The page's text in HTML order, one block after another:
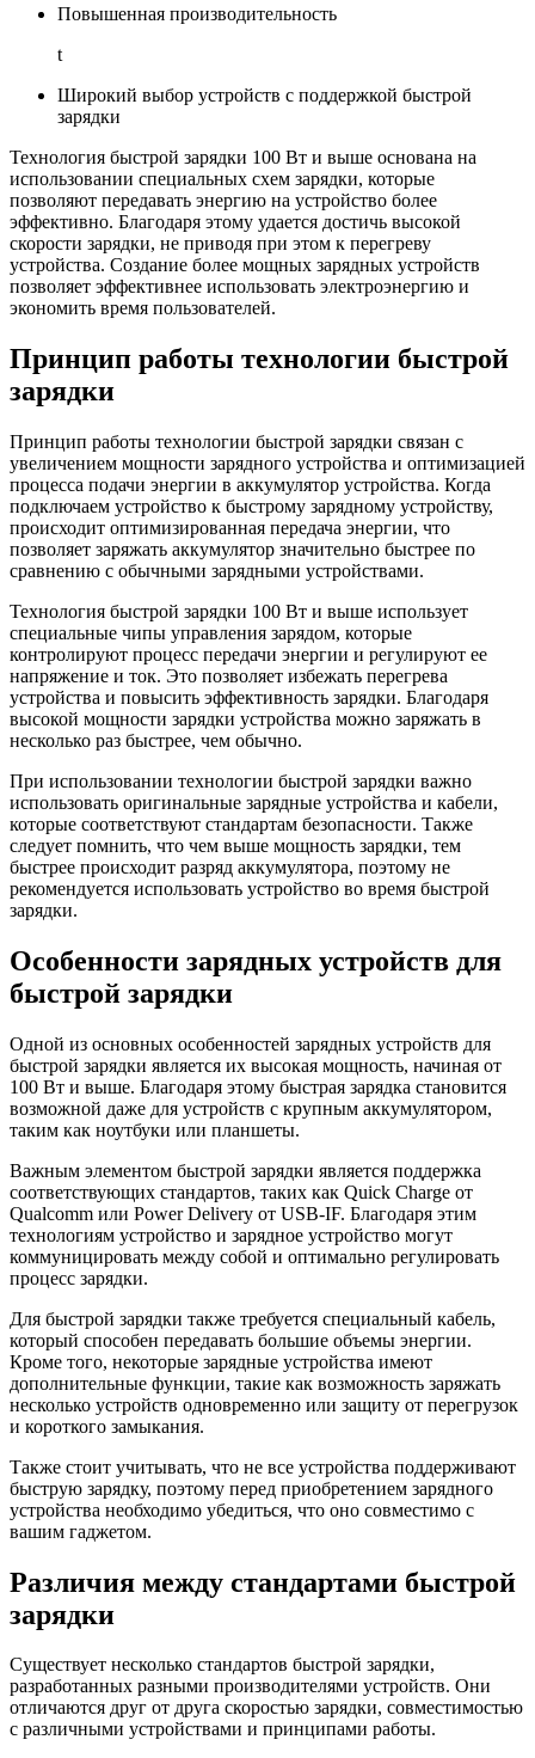
Повышенная производительность
t
Широкий выбор устройств с поддержкой быстрой
зарядки
Технология быстрой зарядки 100 Вт и выше основана на
использовании специальных схем зарядки, которые
позволяют передавать энергию на устройство более
эффективно. Благодаря этому удается достичь высокой
скорости зарядки, не приводя при этом к перегреву
устройства. Создание более мощных зарядных устройств
позволяет эффективнее использовать электроэнергию и
экономить время пользователей.
Принцип работы технологии быстрой
зарядки
Принцип работы технологии быстрой зарядки связан с
увеличением мощности зарядного устройства и оптимизацией
процесса подачи энергии в аккумулятор устройства. Когда
подключаем устройство к быстрому зарядному устройству,
происходит оптимизированная передача энергии, что
позволяет заряжать аккумулятор значительно быстрее по
сравнению с обычными зарядными устройствами.
Технология быстрой зарядки 100 Вт и выше использует
специальные чипы управления зарядом, которые
контролируют процесс передачи энергии и регулируют ее
напряжение и ток. Это позволяет избежать перегрева
устройства и повысить эффективность зарядки. Благодаря
высокой мощности зарядки устройства можно заряжать в
несколько раз быстрее, чем обычно.
При использовании технологии быстрой зарядки важно
использовать оригинальные зарядные устройства и кабели,
которые соответствуют стандартам безопасности. Также
следует помнить, что чем выше мощность зарядки, тем
быстрее происходит разряд аккумулятора, поэтому не
рекомендуется использовать устройство во время быстрой
зарядки.
Особенности зарядных устройств для
быстрой зарядки
Одной из основных особенностей зарядных устройств для
быстрой зарядки является их высокая мощность, начиная от
100 Вт и выше. Благодаря этому быстрая зарядка становится
возможной даже для устройств с крупным аккумулятором,
таким как ноутбуки или планшеты.
Важным элементом быстрой зарядки является поддержка
соответствующих стандартов, таких как Quick Charge от
Qualcomm или Power Delivery от USB-IF. Благодаря этим
технологиям устройство и зарядное устройство могут
коммуницировать между собой и оптимально регулировать
процесс зарядки.
Для быстрой зарядки также требуется специальный кабель,
который способен передавать большие объемы энергии.
Кроме того, некоторые зарядные устройства имеют
дополнительные функции, такие как возможность заряжать
несколько устройств одновременно или защиту от перегрузок
и короткого замыкания.
Также стоит учитывать, что не все устройства поддерживают
быструю зарядку, поэтому перед приобретением зарядного
устройства необходимо убедиться, что оно совместимо с
вашим гаджетом.
Различия между стандартами быстрой
зарядки
Существует несколько стандартов быстрой зарядки,
разработанных разными производителями устройств. Они
отличаются друг от друга скоростью зарядки, совместимостью
с различными устройствами и принципами работы.